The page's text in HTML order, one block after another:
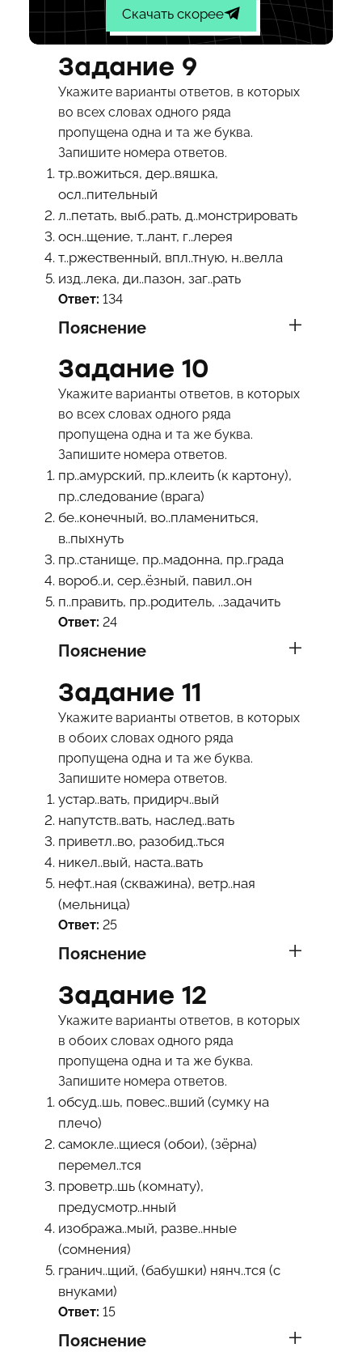
Скачать скорее
Задание 9
Укажите варианты ответов, в которых
во всех словах одного ряда
пропущена одна и та же буква.
Запишите номера ответов.
тр..вожиться, дер..вяшка,
осл..пительный
л..петать, выб..рать, д..монстрировать
осн..щение, т..лант, г..лерея
т..ржественный, впл..тную, н..велла
изд..лека, ди..пазон, заг..рать
Ответ: 134
Пояснение
Задание 10
Укажите варианты ответов, в которых
во всех словах одного ряда
пропущена одна и та же буква.
Запишите номера ответов.
пр..амурский, пр..клеить (к картону),
пр..следование (врага)
бе..конечный, во..пламениться,
в..пыхнуть
пр..станище, пр..мадонна, пр..града
вороб..и, сер..ёзный, павил..он
п..править, пр..родитель, ..задачить
Ответ: 24
Пояснение
Задание 11
Укажите варианты ответов, в которых
в обоих словах одного ряда
пропущена одна и та же буква.
Запишите номера ответов.
устар..вать, придирч..вый
напутств..вать, наслед..вать
приветл..во, разобид..ться
никел..вый, наста..вать
нефт..ная (скважина), ветр..ная
(мельница)
Ответ: 25
Пояснение
Задание 12
Укажите варианты ответов, в которых
в обоих словах одного ряда
пропущена одна и та же буква.
Запишите номера ответов.
обсуд..шь, повес..вший (сумку на
плечо)
самокле..щиеся (обои), (зёрна)
перемел..тся
проветр..шь (комнату),
предусмотр..нный
изобража..мый, разве..нные
(сомнения)
гранич..щий, (бабушки) нянч..тся (с
внуками)
Ответ: 15
Пояснение